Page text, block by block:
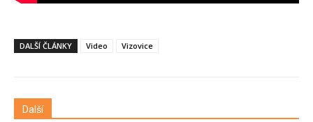
DALŠÍ ČLÁNKY Video Vizovice
Další